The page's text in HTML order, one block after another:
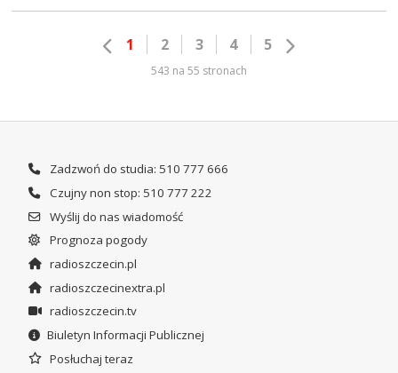
1 2 3 4 5
543 na 55 stronach
Zadzwoń do studia: 510 777 666
Czujny non stop: 510 777 222
Wyślij do nas wiadomość
Prognoza pogody
radioszczecin.pl
radioszczecinextra.pl
radioszczecin.tv
Biuletyn Informacji Publicznej
Posłuchaj teraz